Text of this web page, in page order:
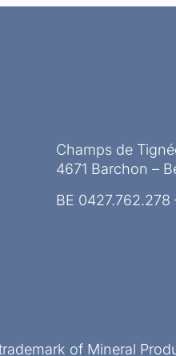
Champs de
4671 Barchon –
BE 0427.762.278
of Mineral